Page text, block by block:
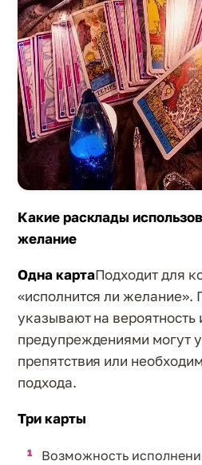
Какие расклады
желание
Одна картаПодходит для
«исполнится ли желание».
указывают на вероятность
предупреждениями могут
препятствия или
подхода.
Три карты
Возможность